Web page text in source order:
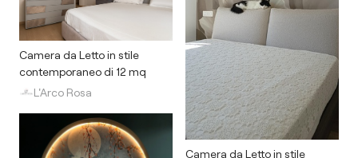
Camera da Letto in stile
contemporaneo di 12 mq
L'Arco Rosa
Camera da Letto in stile